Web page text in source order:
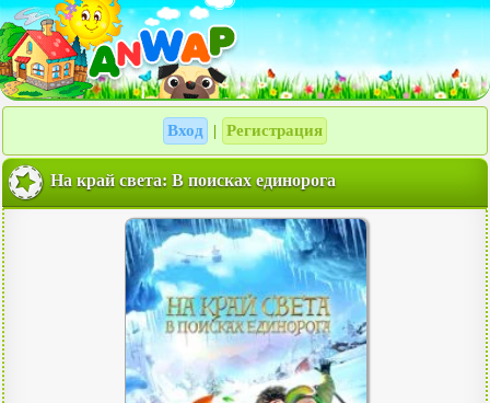
Вход Регистрация
На край света: В поисках единорога